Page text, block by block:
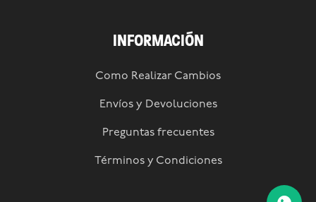
INFORMACIÓN
Como Realizar Cambios
Envíos y Devoluciones
Preguntas frecuentes
Términos y Condiciones